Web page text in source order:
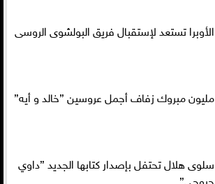
الأوبرا تستعد لإستقبال فريق البولشوى الروسى
مليون مبروك زفاف أجمل عروسين ”خالد و أيه”
سلوى هلال تحتفل بإصدار كتابها الجديد ”داوي
جروحي”